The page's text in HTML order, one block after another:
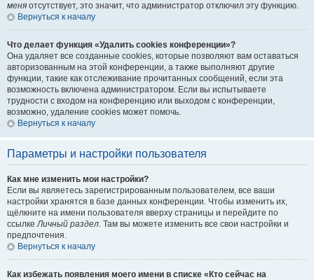
меня отсутствует, это значит, что администратор отключил эту функцию.
Вернуться к началу
Что делает функция «Удалить cookies конференции»?
Она удаляет все созданные cookies, которые позволяют вам оставаться
авторизованным на этой конференции, а также выполняют другие
функции, такие как отслеживание прочитанных сообщений, если эта
возможность включена администратором. Если вы испытываете
трудности с входом на конференцию или выходом с конференции,
возможно, удаление cookies может помочь.
Вернуться к началу
Параметры и настройки пользователя
Как мне изменить мои настройки?
Если вы являетесь зарегистрированным пользователем, все ваши
настройки хранятся в базе данных конференции. Чтобы изменить их,
щёлкните на имени пользователя вверху страницы и перейдите по
ссылкеЛичный раздел. Там вы можете изменить все свои настройки и
предпочтения.
Вернуться к началу
Как избежать появления моего имени в списке «Кто сейчас на